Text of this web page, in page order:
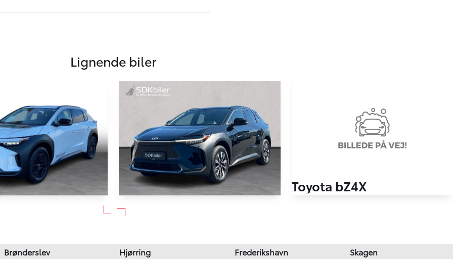
Lignende biler
Toyota BZ4X
26.000 km
2025
Toyota bZ4X
Brønderslev Hjørring Frederikshavn Skagen